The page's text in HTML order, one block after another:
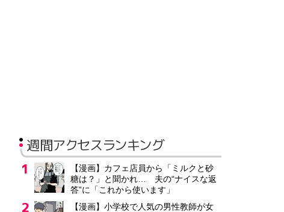
週間アクセスランキング
【漫画】カフェ店員から「ミルクと砂
糖は？」と聞かれ… 夫の“ナイスな返
答”に「これから使います」
【漫画】小学校で人気の男性教師が女